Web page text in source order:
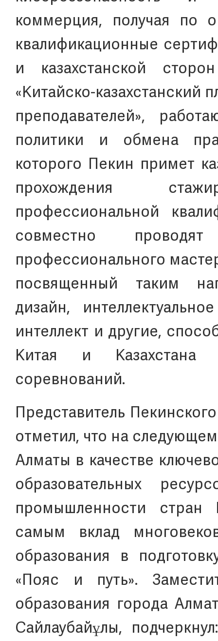
коммерция, получая по
квалификационные
и казахстанской
«Китайско-
преподавателей»,
политики и обмена
которого Пекин примет
прохождения
профессиональной
совместно
профессионального
посвященный таким
дизайн,
интеллект и другие,
Китая и Казахстана
соревнований.
Представитель
отметил, что на
Алматы в качестве
образовательных
промышленности стран
самым вклад
образования в
«Пояс и путь».
образования города
Сайлаубайұлы,